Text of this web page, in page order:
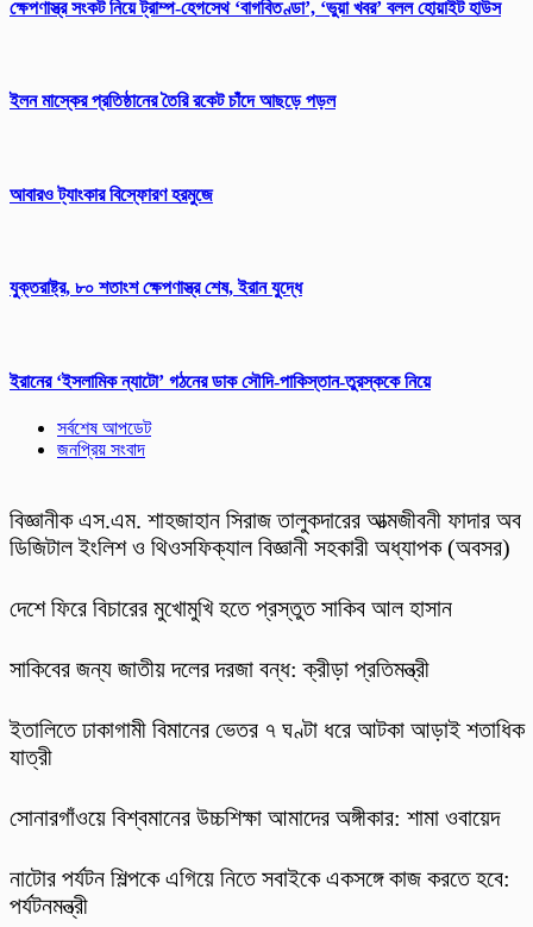
ক্ষেপণাস্ত্র সংকট নিয়ে ট্রাম্প-হেগসেথ ‘বাগবিতণ্ডা’, ‘ভুয়া খবর’ বলল হোয়াইট হাউস
ইলন মাস্কের প্রতিষ্ঠানের তৈরি রকেট চাঁদে আছড়ে পড়ল
আবারও ট্যাংকার বিস্ফোরণ হরমুজে
যুক্তরাষ্ট্র, ৮০ শতাংশ ক্ষেপণাস্ত্র শেষ, ইরান যুদ্ধে
ইরানের ‘ইসলামিক ন্যাটো’ গঠনের ডাক সৌদি-পাকিস্তান-তুরস্ককে নিয়ে
সর্বশেষ আপডেট
জনপ্রিয় সংবাদ
বিজ্ঞানীক এস.এম. শাহজাহান সিরাজ তালুকদারের আত্মজীবনী ফাদার অব
ডিজিটাল ইংলিশ ও থিওসফিক্যাল বিজ্ঞানী সহকারী অধ্যাপক (অবসর)
দেশে ফিরে বিচারের মুখোমুখি হতে প্রস্তুত সাকিব আল হাসান
সাকিবের জন্য জাতীয় দলের দরজা বন্ধ: ক্রীড়া প্রতিমন্ত্রী
ইতালিতে ঢাকাগামী বিমানের ভেতর ৭ ঘণ্টা ধরে আটকা আড়াই শতাধিক
যাত্রী
সোনারগাঁওয়ে বিশ্বমানের উচ্চশিক্ষা আমাদের অঙ্গীকার: শামা ওবায়েদ
নাটোর পর্যটন শিল্পকে এগিয়ে নিতে সবাইকে একসঙ্গে কাজ করতে হবে:
পর্যটনমন্ত্রী